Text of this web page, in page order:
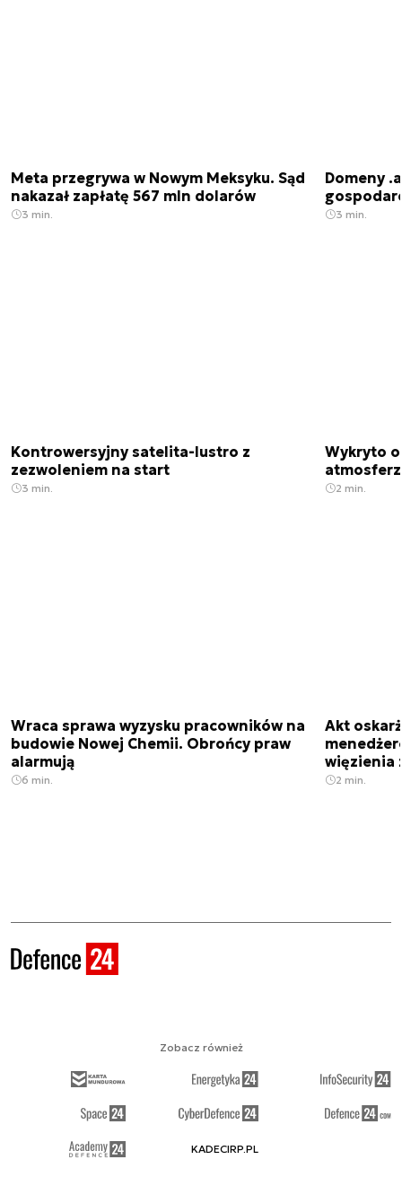
Meta przegrywa w Nowym Meksyku. Sąd
nakazał zapłatę 567 mln dolarów
3 min.
Domeny
3 min.
Kontrowersyjny satelita-lustro z
zezwoleniem na start
3 min.
Wykryto
2 min.
Wraca sprawa wyzysku pracowników na
budowie Nowej Chemii. Obrońcy praw
alarmują
6 min.
Akt
więzienia
2 min.
Zobacz również
KADECIRP.PL